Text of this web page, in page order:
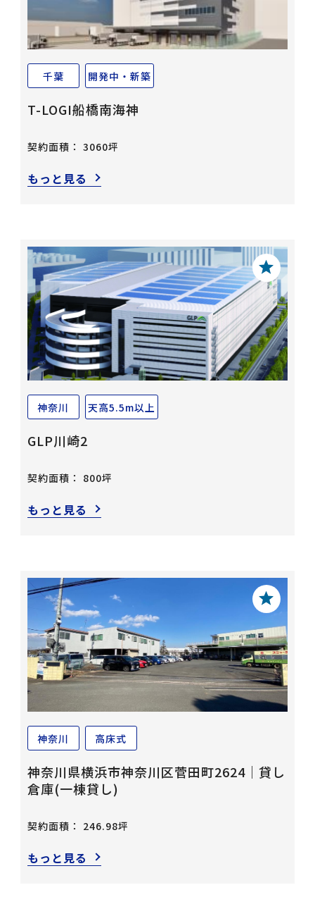
千葉 開発中・新築
T-LOGI船橋南海神
契約面積： 3060坪
もっと見る
神奈川 天高5.5m以上
GLP川崎2
契約面積： 800坪
もっと見る
神奈川 高床式
神奈川県横浜市神奈川区菅田町2624｜貸し
倉庫(一棟貸し)
契約面積： 246.98坪
もっと見る